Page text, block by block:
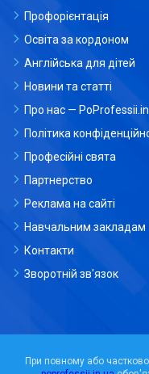
Профорієнтація
Освіта за кордоном
Англійська для дітей
Новини та статті
Про нас —
Політика
Професійні свята
Партнерство
Реклама на сайті
Навчальним закладам
Контакти
Зворотній зв'язок
При повному або